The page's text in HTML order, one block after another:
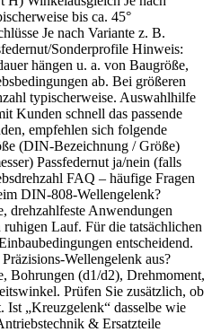
bis ca. 45°
Je nach Variante z. B.
Sonderprofile Hinweis:
hängen u. a. von Baugröße,
ab. Bei größeren
typischerweise. Auswahlhilfe
Kunden schnell das passende
empfehlen sich folgende
(DIN-Bezeichnung / Größe)
Passfedernut ja/nein (falls
FAQ – häufige Fragen
DIN-808-Wellengelenk?
drehzahlfeste Anwendungen
ruhigen Lauf. Für die tatsächlichen
entscheidend.
Wellengelenk aus?
Bohrungen (d1/d2), Drehmoment,
Prüfen Sie zusätzlich, ob
Ist „Kreuzgelenk“ dasselbe wie
& Ersatzteile